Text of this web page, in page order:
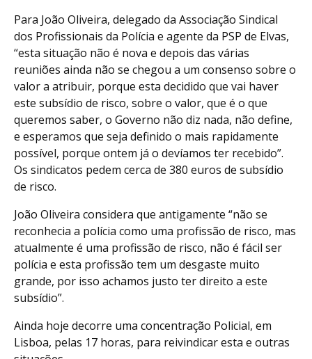
Para João Oliveira, delegado da Associação Sindical
dos Profissionais da Polícia e agente da PSP de Elvas,
“esta situação não é nova e depois das várias
reuniões ainda não se chegou a um consenso sobre o
valor a atribuir, porque esta decidido que vai haver
este subsídio de risco, sobre o valor, que é o que
queremos saber, o Governo não diz nada, não define,
e esperamos que seja definido o mais rapidamente
possível, porque ontem já o devíamos ter recebido”.
Os sindicatos pedem cerca de 380 euros de subsídio
de risco.
João Oliveira considera que antigamente “não se
reconhecia a polícia como uma profissão de risco, mas
atualmente é uma profissão de risco, não é fácil ser
polícia e esta profissão tem um desgaste muito
grande, por isso achamos justo ter direito a este
subsídio”.
Ainda hoje decorre uma concentração Policial, em
Lisboa, pelas 17 horas, para reivindicar esta e outras